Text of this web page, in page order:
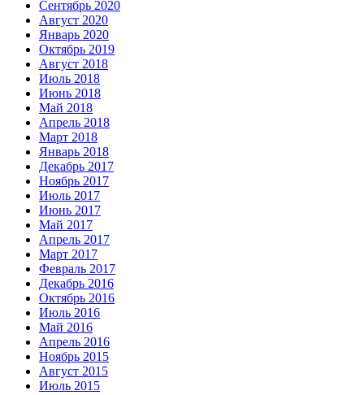
Сентябрь 2020
Август 2020
Январь 2020
Октябрь 2019
Август 2018
Июль 2018
Июнь 2018
Май 2018
Апрель 2018
Март 2018
Январь 2018
Декабрь 2017
Ноябрь 2017
Июль 2017
Июнь 2017
Май 2017
Апрель 2017
Март 2017
Февраль 2017
Декабрь 2016
Октябрь 2016
Июль 2016
Май 2016
Апрель 2016
Ноябрь 2015
Август 2015
Июль 2015